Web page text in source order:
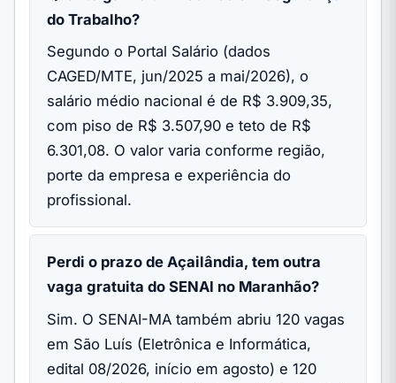
do Trabalho?
Segundo o Portal Salário (dados
CAGED/MTE, jun/2025 a mai/2026), o
salário médio nacional é de R$ 3.909,35,
com piso de R$ 3.507,90 e teto de R$
6.301,08. O valor varia conforme região,
porte da empresa e experiência do
profissional.
Perdi o prazo de Açailândia, tem outra
vaga gratuita do SENAI no Maranhão?
Sim. O SENAI-MA também abriu 120 vagas
em São Luís (Eletrônica e Informática,
edital 08/2026, início em agosto) e 120